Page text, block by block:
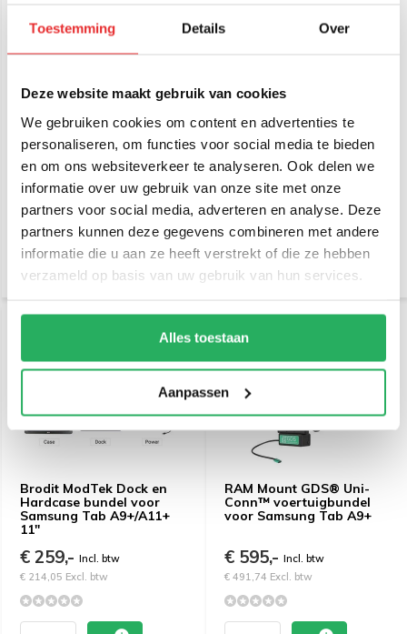
Toestemming Details Over
Deze website maakt gebruik van cookies
We gebruiken cookies om content en advertenties te
personaliseren, om functies voor social media te bieden
en om ons websiteverkeer te analyseren. Ook delen we
informatie over uw gebruik van onze site met onze
partners voor social media, adverteren en analyse. Deze
partners kunnen deze gegevens combineren met andere
informatie die u aan ze heeft verstrekt of die ze hebben
verzameld op basis van uw gebruik van hun services.
Alles toestaan
Aanpassen
RAM Mount Tablethouder
set Galaxy TAB A / TAB S
Series TAB28
€ 51,95Incl. btw
€ 42,93 Excl. btw
RAM Mount Heavy Duty
Tablethouder set voor
Samsung 10-11 inch met
€ 104,95Incl. btw
€ 86,74 Excl. btw
Brodit ModTek Dock en
Hardcase bundel voor
Samsung Tab A9+/A11+
11"
€ 259,- Incl. btw
€ 214,05 Excl. btw
RAM Mount GDS® Uni-
Conn™ voertuigbundel
voor Samsung Tab A9+
€ 595,- Incl. btw
€ 491,74 Excl. btw